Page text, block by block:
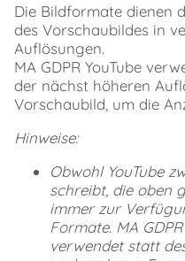
Die Bildformate dienen
des Vorschaubildes in
Auflösungen.
MA GDPR YouTube
der nächst höheren
Vorschaubild, um die
Hinweise:
Obwohl YouTube
schreibt, die oben
immer zur
Formate. MA
verwendet statt